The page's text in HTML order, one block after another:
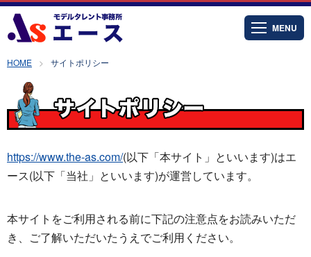
MENU
HOME サイトポリシー
https://www.the-as.com/(以下「本サイト」といいます)はエ
ース(以下「当社」といいます)が運営しています。
本サイトをご利用される前に下記の注意点をお読みいただ
き、ご了解いただいたうえでご利用ください。